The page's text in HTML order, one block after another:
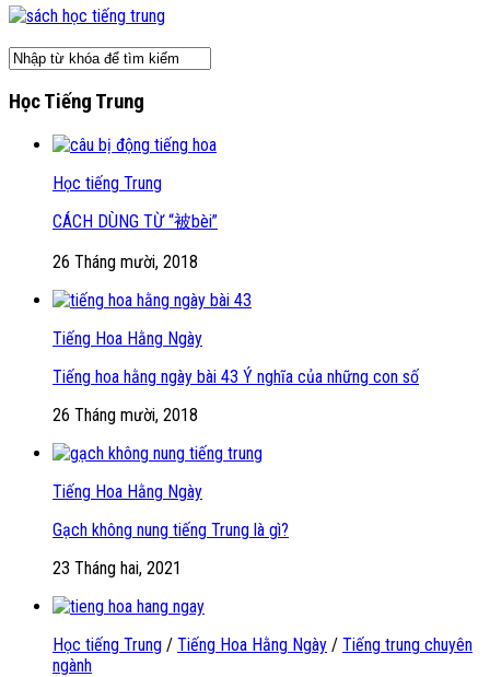
Học Tiếng Trung
Học tiếng Trung
CÁCH DÙNG TỪ “被bèi”
26 Tháng mười, 2018
Tiếng Hoa Hằng Ngày
Tiếng hoa hằng ngày bài 43 Ý nghĩa của những con số
26 Tháng mười, 2018
Tiếng Hoa Hằng Ngày
Gạch không nung tiếng Trung là gì?
23 Tháng hai, 2021
Học tiếng Trung / Tiếng Hoa Hằng Ngày / Tiếng trung chuyên
ngành